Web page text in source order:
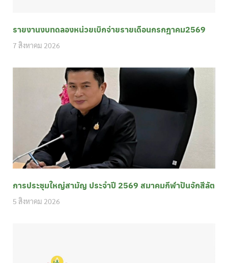
รายงานงบทดลองหน่วยเบิกจ่ายรายเดือนกรกฎาคม2569
7 สิงหาคม 2026
การประชุมใหญ่สามัญ ประจำปี 2569 สมาคมกีฬาปันจักสีลัต
5 สิงหาคม 2026